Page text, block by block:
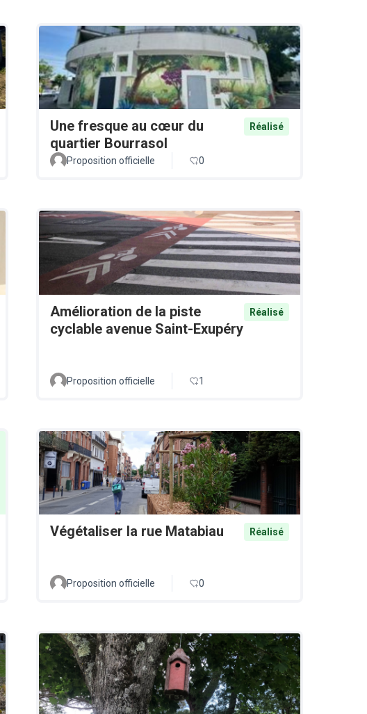
Une fresque au cœur du
quartier Bourrasol
Réalisé
Proposition officielle 0
Amélioration de la piste
cyclable avenue Saint-Exupéry
Réalisé
Proposition officielle 1
Végétaliser la rue Matabiau Réalisé
Proposition officielle 0